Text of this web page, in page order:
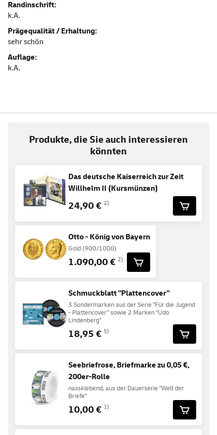
Randinschrift:
k.A.
Prägequalität / Erhaltung:
sehr schön
Auflage:
k.A.
Produkte, die Sie auch interessieren
könnten
Das deutsche Kaiserreich zur Zeit
Willhelm II (Kursmünzen)
24,90 € 2)
Otto - König von Bayern
Gold (900/1000)
1.090,00 € 2)
Schmuckblatt "Plattencover"
3 Sondermarken aus der Serie "Für die Jugend
- Plattencover" sowie 2 Marken "Udo
Lindenberg"
18,95 € 5)
Seebriefrose, Briefmarke zu 0,05 €,
200er-Rolle
nassklebend, aus der Dauerserie "Welt der
Briefe"
10,00 € 1)